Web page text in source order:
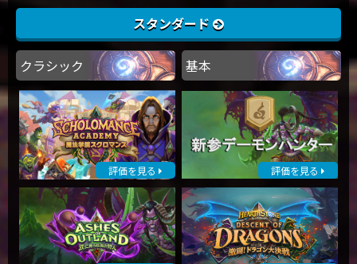
スタンダード
クラシック 基本
評価を見る 評価を見る